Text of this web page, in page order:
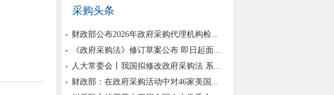
采购头条
财政部公布2026年政府采购代理机构检...
《政府采购法》修订草案公布 即日起面...
人大常委会丨我国拟修改政府采购法 系...
财政部：在政府采购活动中对46家美国...